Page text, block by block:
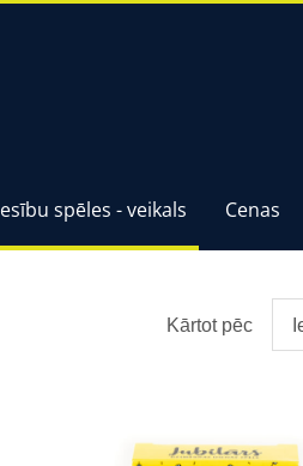
spēles - veikals Cenas
Kārtot pēc